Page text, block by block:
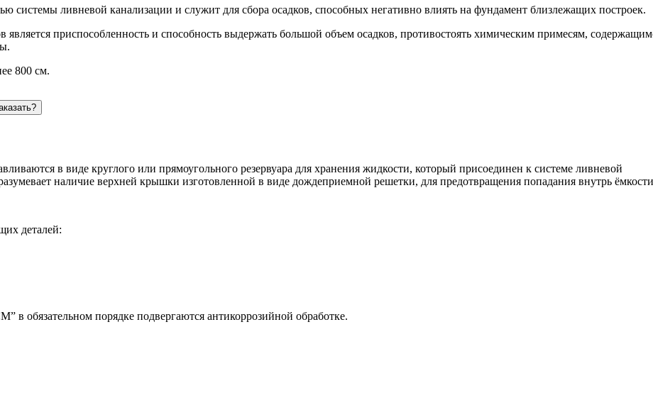
системы ливневой канализации и служит для сбора осадков, способных негативно влиять на фундамент близлежащих построек.
приспособленность и способность выдержать большой объем осадков, противостоять химическим примесям,
800 см.
в виде круглого или прямоугольного резервуара для хранения жидкости, который присоединен к системе ливневой
наличие верхней крышки изготовленной в виде дождеприемной решетки, для предотвращения попадания внутрь ёмкости
деталей:
обязательном порядке подвергаются антикоррозийной обработке.